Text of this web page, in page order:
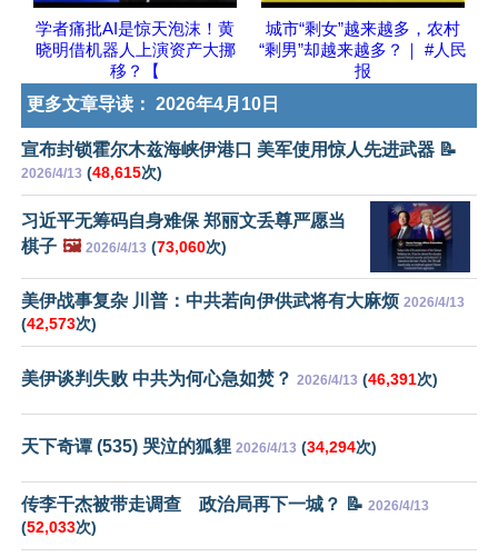
学者痛批AI是惊天泡沫！黄
晓明借机器人上演资产大挪
移？【
城市“剩女”越来越多，农村
“剩男”却越来越多？｜ #人民
报
更多文章导读： 2026年4月10日
宣布封锁霍尔木兹海峡伊港口 美军使用惊人先进武器 📝
2026/4/13 (48,615次)
习近平无筹码自身难保 郑丽文丢尊严愿当
棋子 🖼️ 2026/4/13 (73,060次)
美伊战事复杂 川普：中共若向伊供武将有大麻烦 2026/4/13
(42,573次)
美伊谈判失败 中共为何心急如焚？ 2026/4/13 (46,391次)
天下奇谭 (535) 哭泣的狐貍 2026/4/13 (34,294次)
传李干杰被带走调查 政治局再下一城？ 📝 2026/4/13
(52,033次)